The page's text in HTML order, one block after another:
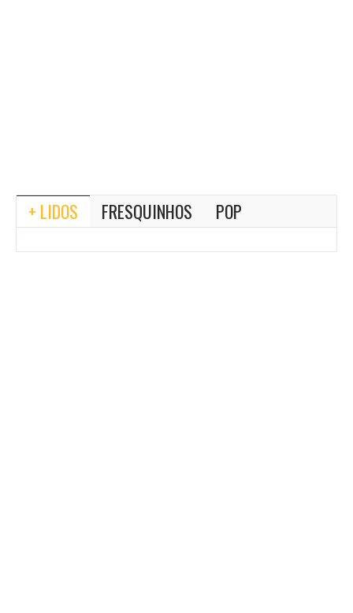
+ LIDOS FRESQUINHOS POP